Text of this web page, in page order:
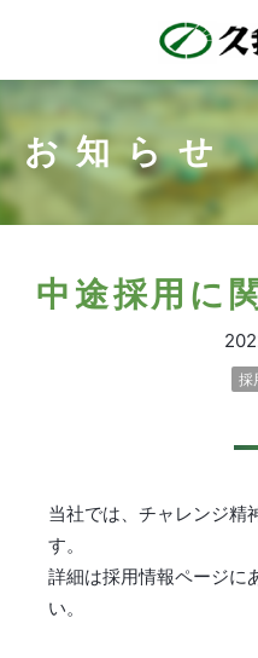
お知らせ
中途採用に
採
当社では、チャレンジ精
す。
詳細は採用情報ページに
い。